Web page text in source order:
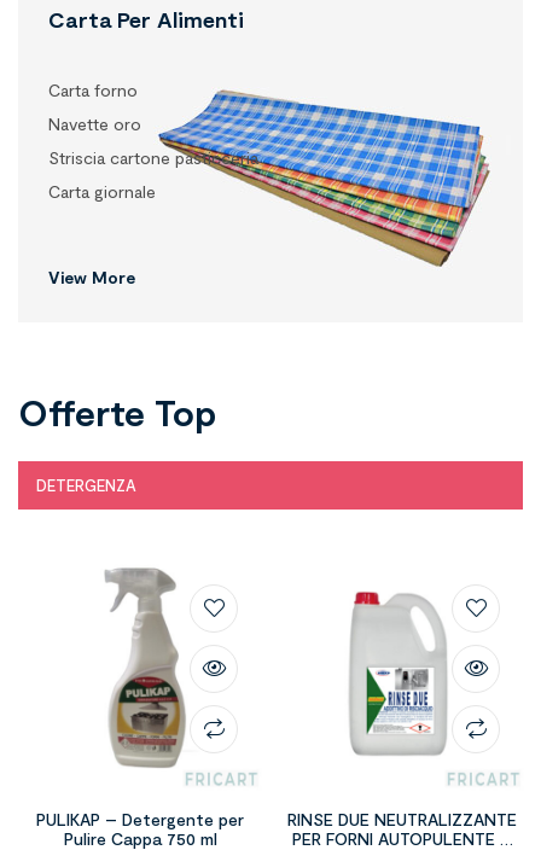
Carta Per Alimenti
Carta forno
Navette oro
Striscia cartone pasticceria
Carta giornale
View More
Offerte Top
DETERGENZA
PULIKAP – Detergente per
Pulire Cappa 750 ml
RINSE DUE NEUTRALIZZANTE
PER FORNI AUTOPULENTE –